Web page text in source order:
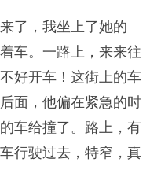
了，我坐上了她的
车。一路上，来来往
好开车！这街上的车
面，他偏在紧急的时
车给撞了。路上，有
行驶过去，特窄，真